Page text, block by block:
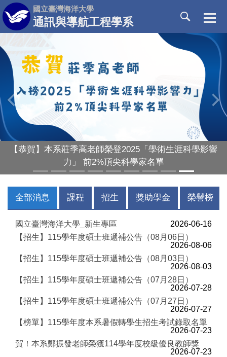
跳
到
主
要
區
國立臺灣海洋大學
通訊與導航工程學系
‹
【恭賀】本系莊季高老師榮登2025「學術生涯科學影響
力」 前2%頂尖科學家名單
全部消息 課程 招生 獎助學金 榮譽榜
國立臺灣海洋大學_新生專區
2026-06-16
【招生】115學年度碩士班遞補公告（08月06日）
2026-08-06
【招生】115學年度碩士班遞補公告（08月03日）
2026-08-03
【招生】115學年度碩士班遞補公告（07月28日）
2026-07-28
【招生】115學年度碩士班遞補公告（07月27日）
2026-07-27
【榜單】115學年度本系暑假轉學生招生考試錄取名單
2026-07-23
賀！本系鄭振發老師榮獲114學年度校級優良教師獎
2026-07-23